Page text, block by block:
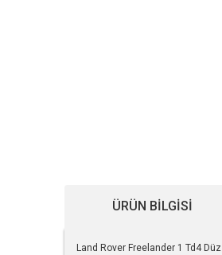
ÜRÜN BILGISI
Land Rover Freelander 1 Td4